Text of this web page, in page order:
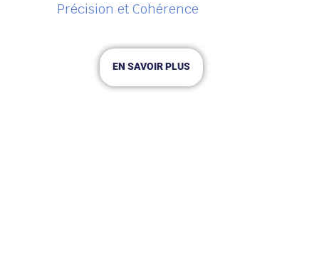
Précision et Cohérence
EN SAVOIR PLUS